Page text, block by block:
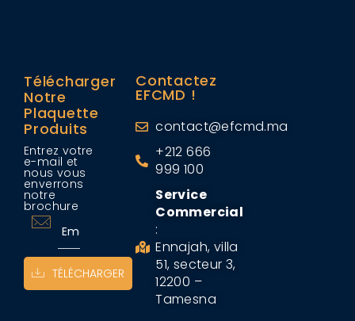
Télécharger
Notre
Plaquette
Produits
Entrez votre
e-mail et
nous vous
enverrons
notre
brochure
TÉLÉCHARGER
Contactez
EFCMD !
contact@efcmd.ma
+212 666
999 100
Service
Commercial
:
Ennajah, villa
51, secteur 3,
12200 –
Tamesna